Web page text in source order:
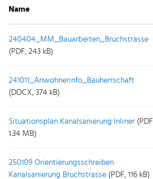
Name
240404_MM_Bauarbeiten_Bruchstrasse
(PDF, 243 kB)
241011_Anwohnerinfo_Bauherrschaft
(DOCX, 374 kB)
Situationsplan Kanalsanierung Inliner (PDF,
1.34 MB)
250109 Orientierungsschreiben
Kanalsanierung Bruchstrasse (PDF, 116 kB)